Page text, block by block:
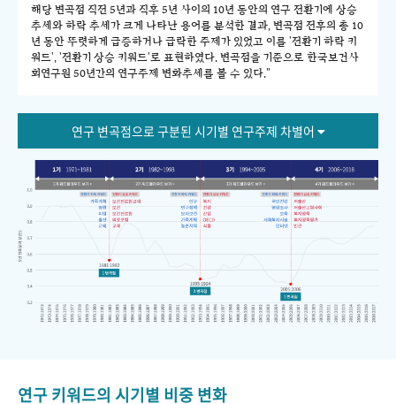
해당 변곡점 직전 5년과 직후 5년 사이의 10년 동안의 연구 전환기에 상승
추세와 하락 추세가 크게 나타난 용어를 분석한 결과, 변곡점 전후의 총 10
년 동안 뚜렷하게 급증하거나 급락한 주제가 있었고 이를 '전환기 하락 키
워드', '전환기 상승 키워드'로 표현하였다. 변곡점을 기준으로 한국보건사
회연구원 50년간의 연구주제 변화추세를 볼 수 있다."
연구 변곡점으로 구분된 시기별 연구주제 차별어
연구 키워드의 시기별 비중 변화